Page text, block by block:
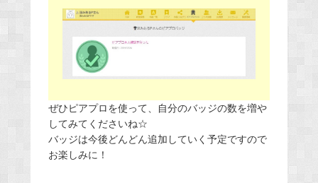
ぜひピアプロを使って、自分のバッジの数を増や
してみてくださいね☆
バッジは今後どんどん追加していく予定ですので
お楽しみに！